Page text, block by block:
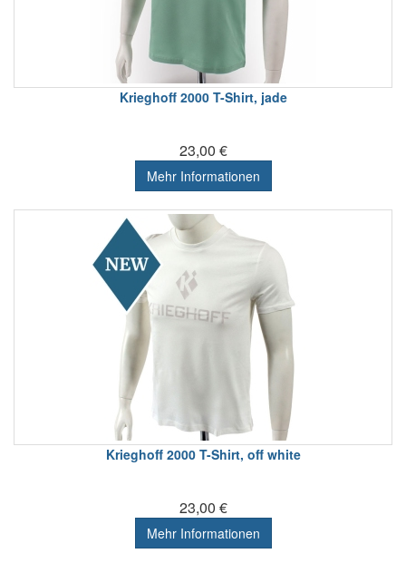
Krieghoff 2000 T-Shirt, jade
23,00 €
Mehr Informationen
Krieghoff 2000 T-Shirt, off white
23,00 €
Mehr Informationen